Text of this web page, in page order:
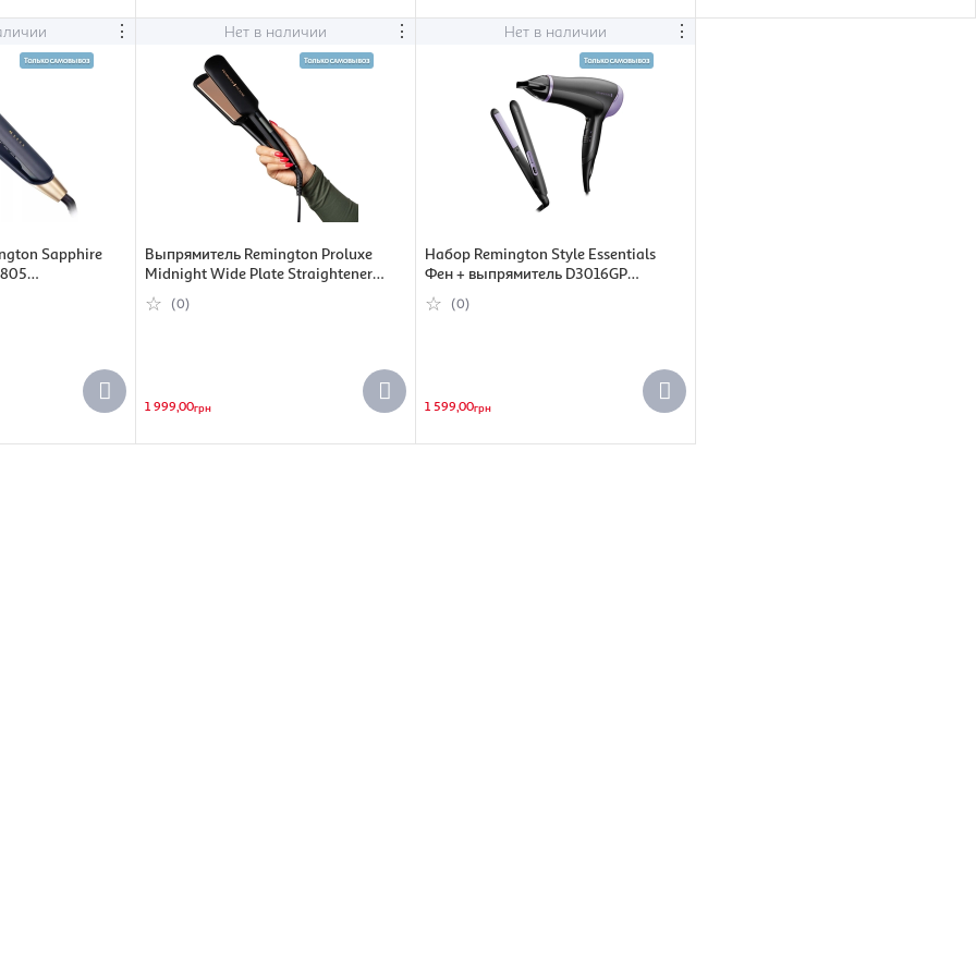
⋮
Sapphire
Нет в наличии ⋮
Выпрямитель Remington Proluxe
Midnight Wide Plate Straightener
S9150B (5038061154894)
(0)
1 999,00грн
Нет в наличии ⋮
Набор Remington Style Essentials
Фен + выпрямитель D3016GP
черный, 2000 Вт (5038061146288)
(0)
1 599,00грн